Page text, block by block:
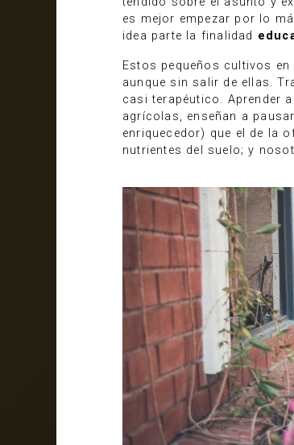
es mejor empezar por lo
idea parte la finalidad
Estos pequeños cultivos
aunque sin salir de ellas.
casi terapéutico. Aprender
agrícolas, enseñan a
enriquecedor) que el de la
nutrientes del suelo; y